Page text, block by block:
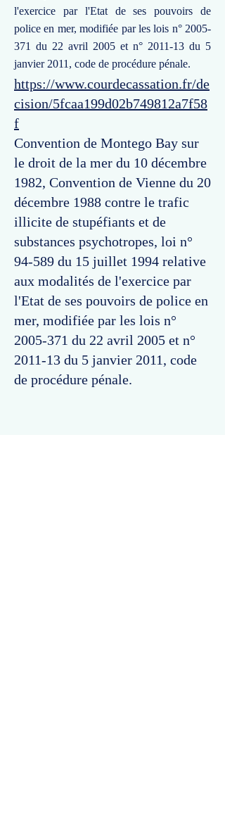
l'exercice par l'Etat de ses pouvoirs de
police en mer, modifiée par les lois n° 2005-
371 du 22 avril 2005 et n° 2011-13 du 5
janvier 2011, code de procédure pénale.
https://www.courdecassation.fr/de
cision/5fcaa199d02b749812a7f58
f
Convention de Montego Bay sur
le droit de la mer du 10 décembre
1982, Convention de Vienne du 20
décembre 1988 contre le trafic
illicite de stupéfiants et de
substances psychotropes, loi n°
94-589 du 15 juillet 1994 relative
aux modalités de l'exercice par
l'Etat de ses pouvoirs de police en
mer, modifiée par les lois n°
2005-371 du 22 avril 2005 et n°
2011-13 du 5 janvier 2011, code
de procédure pénale.